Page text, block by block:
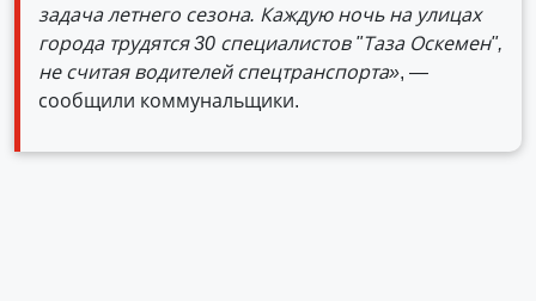
задача летнего сезона. Каждую ночь на улицах
города трудятся 30 специалистов "Таза Оскемен",
не считая водителей спецтранспорта», —
сообщили коммунальщики.